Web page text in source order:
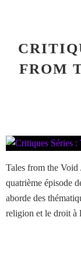
FROM
Tales from the Void
quatrième épisode
aborde des
religion et le droit à